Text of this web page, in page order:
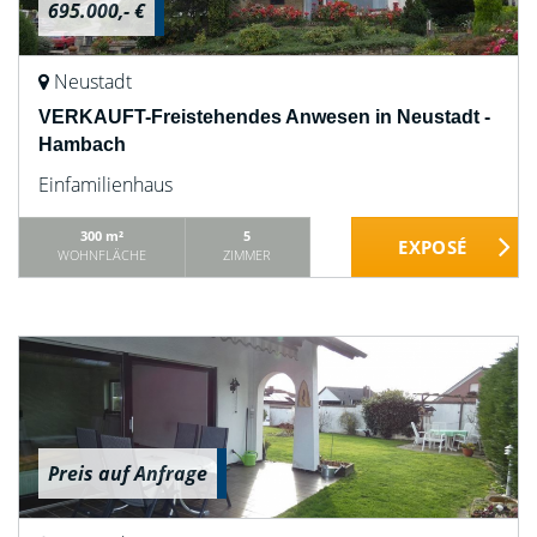
695.000,- €
Neustadt
VERKAUFT-Freistehendes Anwesen in Neustadt -
Hambach
Einfamilienhaus
300 m²
WOHNFLÄCHE
5
ZIMMER
Preis auf Anfrage